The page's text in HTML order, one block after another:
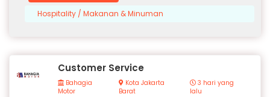
Hospitality / Makanan & Minuman
Customer Service
Bahagia
Motor
Kota Jakarta
Barat
3 hari yang
lalu